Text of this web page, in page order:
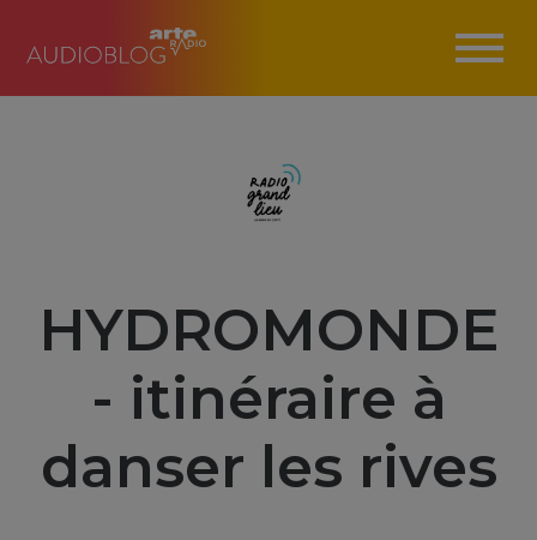
HYDROMONDE
- itinéraire à
danser les rives